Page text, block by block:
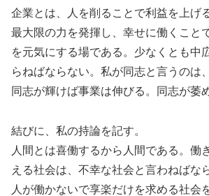
企業とは、人を削ることで利益を上げ
最大限の力を発揮し、幸せに働くこと
を元気にする場である。少なくとも中
らねばならない。私が同志と言うのは
同志が輝けば事業は伸びる。同志が萎
結びに、私の持論を記す。
人間とは喜働するから人間である。働
える社会は、不幸な社会と言わねばな
人が働かないで享楽だけを求める社会